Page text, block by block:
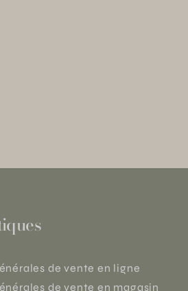
de vente en ligne
de vente en magasin